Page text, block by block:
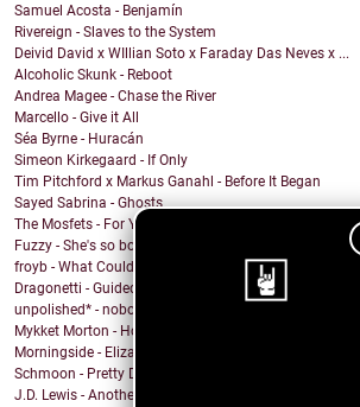
Samuel Acosta - Benjamín
Rivereign - Slaves to the System
Deivid David x WIllian Soto x Faraday Das Neves x ...
Alcoholic Skunk - Reboot
Andrea Magee - Chase the River
Marcello - Give it All
Séa Byrne - Huracán
Simeon Kirkegaard - If Only
Tim Pitchford x Markus Ganahl - Before It Began
Sayed Sabrina - Ghosts
The Mosfets - For You
Fuzzy - She's so bored
froyb - What Could I Do To Deserve You?
Dragonetti - Guided by Stars
unpolished* - nobody knows
Mykket Morton - Home
Morningside - Elizabeth
Schmoon - Pretty Darn Pretty
J.D. Lewis - Another Life